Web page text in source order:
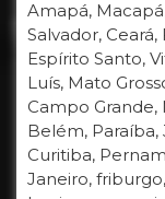
Amapá,
Salvador,
Espírito Santo,
Luís, Mato
Campo Grande,
Belém, Paraíba,
Curitiba,
Janeiro,